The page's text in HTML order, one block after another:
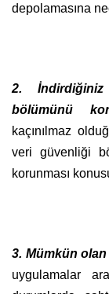
depolamasına
2.
bölümünü
kaçınılmaz
veri güvenliği
korunması
3. Mümkün
uygulamalar